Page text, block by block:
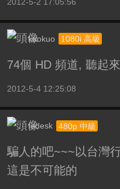
kuokuo 1080i 高級
74個 HD 頻道, 聽起
2012-5-4 12:25:08
fedesk 480p 中級
騙人的吧~~~以台灣
這是不可能的